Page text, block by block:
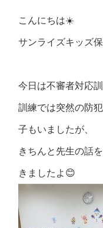
こんにちは☀️
サンライズキッズ
今日は不審者対応
訓練では突然の防
子もいましたが、
きちんと先生の話
きましたよ😊